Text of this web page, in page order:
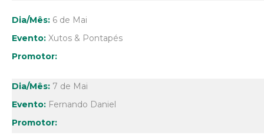
6 de Mai
Xutos & Pontapés
7 de Mai
Fernando Daniel